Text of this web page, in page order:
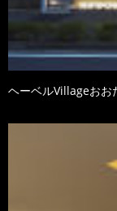
ヘーベルVillageおお